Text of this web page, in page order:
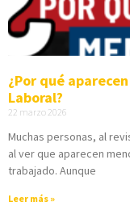
¿Por qué
Laboral?
22 marzo 2026
Muchas personas, al
al ver que aparecen
trabajado. Aunque
Leer más »